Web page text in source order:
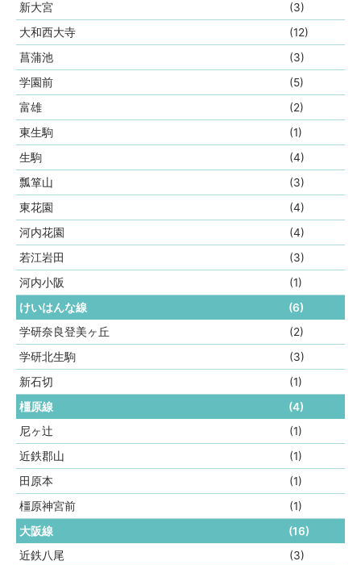
新大宮
(3)
大和西大寺
(12)
菖蒲池
(3)
学園前
(5)
富雄
(2)
東生駒
(1)
生駒
(4)
瓢箪山
(3)
東花園
(4)
河内花園
(4)
若江岩田
(3)
河内小阪
(1)
けいはんな線
(6)
学研奈良登美ヶ丘
(2)
学研北生駒
(3)
新石切
(1)
橿原線
(4)
尼ヶ辻
(1)
近鉄郡山
(1)
田原本
(1)
橿原神宮前
(1)
大阪線
(16)
近鉄八尾
(3)